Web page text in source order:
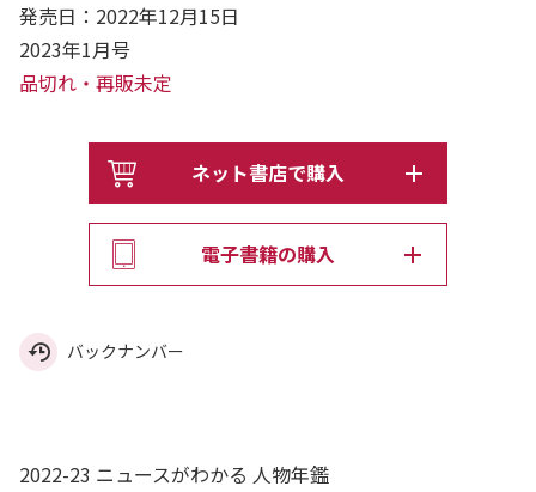
発売日：2022年12月15日
2023年1月号
品切れ・再販未定
ネット書店で購入
電子書籍の購入
バックナンバー
2022-23 ニュースがわかる 人物年鑑